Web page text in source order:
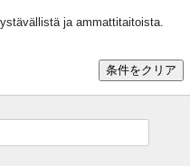
ja ammattitaitoista.
条件をクリア